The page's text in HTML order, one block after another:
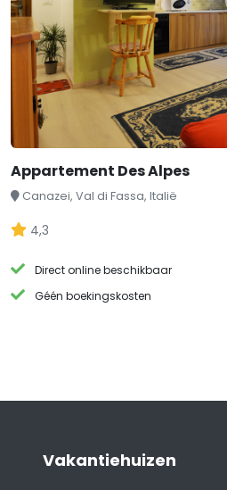
Appartement Des Alpes
Canazei, Val di Fassa, Italië
4,3
Direct online beschikbaar
Géén boekingskosten
Vakantiehuizen